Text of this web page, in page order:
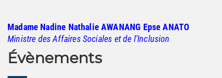
Madame Nadine Nathalie AWANANG Epse ANATO
Ministre des Affaires Sociales et de l'Inclusion
Évènements